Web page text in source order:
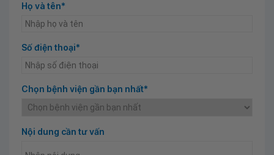
Họ và tên*
Số điện thoại*
Chọn bệnh viện gần bạn nhất*
Nội dung cần tư vấn